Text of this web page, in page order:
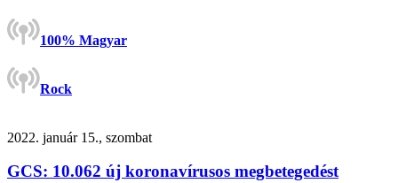
100% Magyar
Rock
2022. január 15., szombat
GCS: 10.062 új koronavírusos megbetegedést